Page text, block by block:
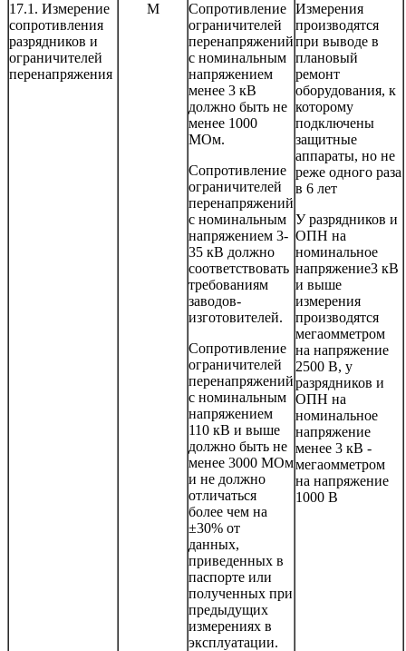
17.1. Измерение
сопротивления
разрядников и
ограничителей
перенапряжения
М
Сопротивление
ограничителей
перенапряжений
с номинальным
напряжением
менее 3 кВ
должно быть не
менее 1000
МОм.
Сопротивление
ограничителей
перенапряжений
с номинальным
напряжением 3-
35 кВ должно
соответствовать
требованиям
заводов-
изготовителей.
Сопротивление
ограничителей
перенапряжений
с номинальным
напряжением
110 кВ и выше
должно быть не
менее 3000 МОм
и не должно
отличаться
более чем на
±30% от
данных,
приведенных в
паспорте или
полученных при
предыдущих
измерениях в
эксплуатации.
Измерения
производятся
при выводе в
плановый
ремонт
оборудования, к
которому
подключены
защитные
аппараты, но не
реже одного раза
в 6 лет
У разрядников и
ОПН на
номинальное
напряжение3 кВ
и выше
измерения
производятся
мегаомметром
на напряжение
2500 В, у
разрядников и
ОПН на
номинальное
напряжение
менее 3 кВ -
мегаомметром
на напряжение
1000 В